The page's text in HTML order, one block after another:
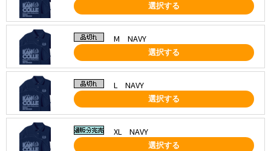
選択する
M NAVY
選択する
L NAVY
選択する
XL NAVY
選択する